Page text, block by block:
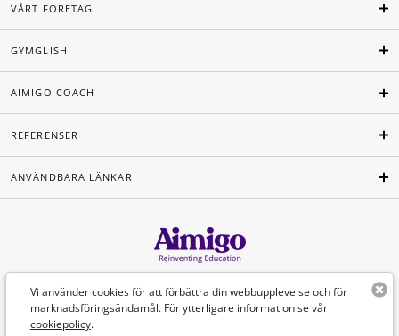
Vi använder cookies för att förbättra din webbupplevelse och för
marknadsföringsändamål. För ytterligare information se vår
cookiepolicy.
VÅRT FÖRETAG
GYMGLISH
AIMIGO COACH
REFERENSER
ANVÄNDBARA LÄNKAR
Svenska